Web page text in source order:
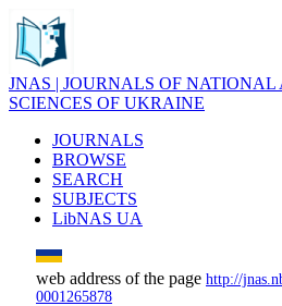
JNAS | JOURNALS OF
SCIENCES OF UKRAINE
JOURNALS
BROWSE
SEARCH
SUBJECTS
LibNAS UA
web address of the page http://
0001265878